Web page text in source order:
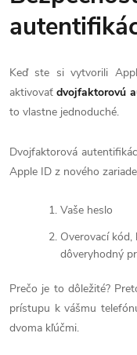
Keď ste si vytvorili
aktivovaťdvojfaktorovú
to vlastne jednoduché.
Dvojfaktorová
Apple ID z nového
Vaše heslo
Overovací
dôveryhodný
Prečo je to dôležité?
prístupu k vášmu
dvoma kľúčmi.